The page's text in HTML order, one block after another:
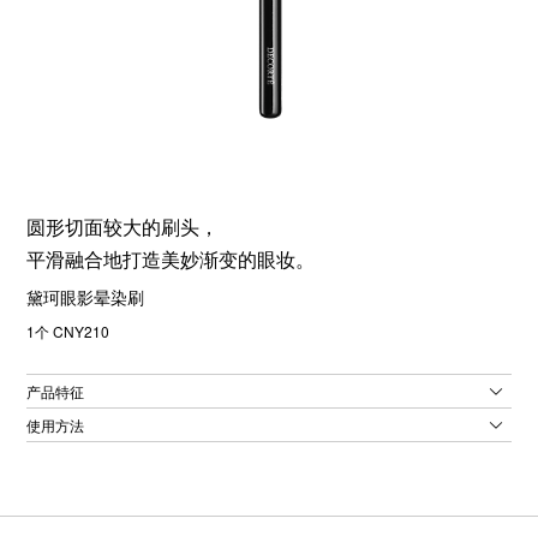
圆形切面较大的刷头，
平滑融合地打造美妙渐变的眼妆。
黛珂眼影晕染刷
1个 CNY210
产品特征
使用方法